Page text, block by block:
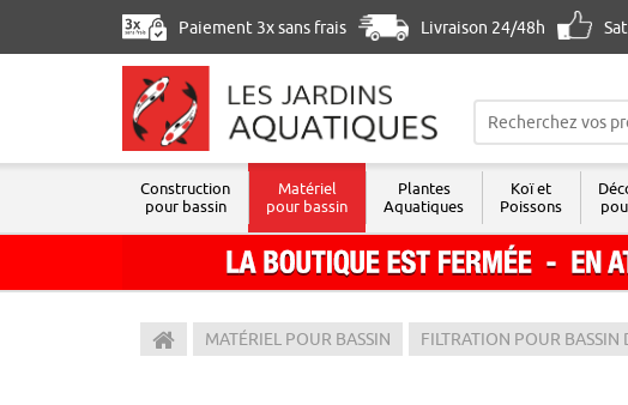
Paiement 3x sans frais Livraison 24/48h
Les Jardins Aquatiques
Construction
pour bassin
Matériel
pour bassin
Plantes
Aquatiques
Koï et
Poissons
MATÉRIEL POUR BASSIN FILTRATION POUR BASSIN